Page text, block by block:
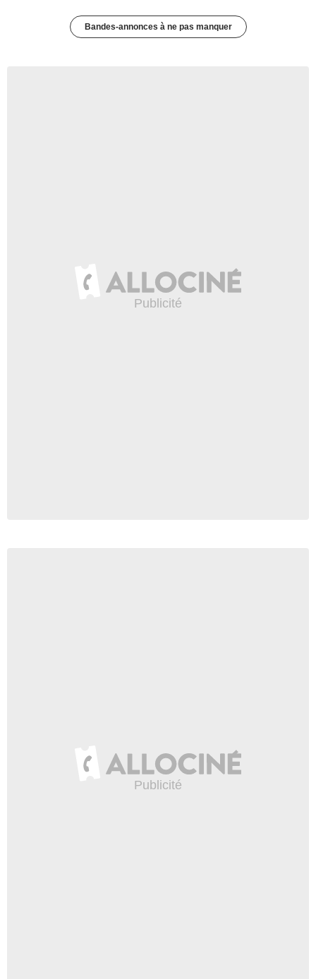
Bandes-annonces à ne pas manquer